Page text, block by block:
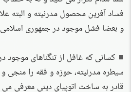
فساد آفرین محصول مدرنیته و البته
و بعضا فشل موجود در جمهوری
کسانی که غافل از تنگناهای موجود
سیطره مدرنیته، حوزه و فقه را منجی
قادر به ساخت اتوپیای دینی معرفی می